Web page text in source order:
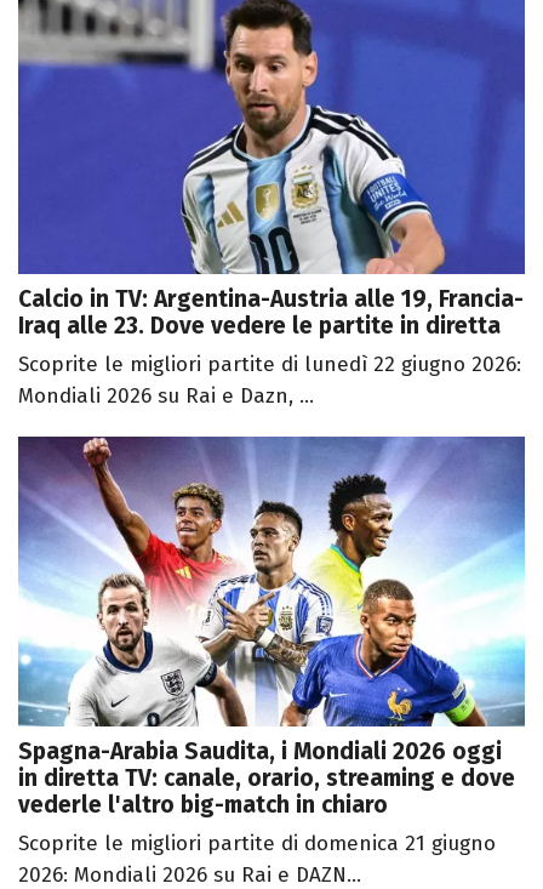
Calcio in TV: Argentina-Austria alle 19, Francia-
Iraq alle 23. Dove vedere le partite in diretta
Scoprite le migliori partite di lunedì 22 giugno 2026:
Mondiali 2026 su Rai e Dazn, ...
Spagna-Arabia Saudita, i Mondiali 2026 oggi
in diretta TV: canale, orario, streaming e dove
vederle l'altro big-match in chiaro
Scoprite le migliori partite di domenica 21 giugno
2026: Mondiali 2026 su Rai e DAZN...